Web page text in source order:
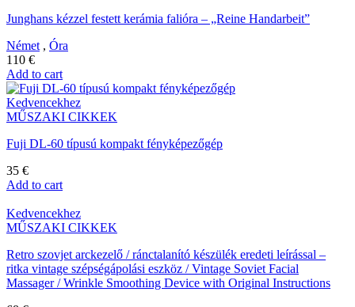
Junghans kézzel festett kerámia falióra – „Reine Handarbeit”
Német , Óra
110 €
Add to cart
Kedvencekhez
MŰSZAKI CIKKEK
Fuji DL-60 típusú kompakt fényképezőgép
35 €
Add to cart
Kedvencekhez
MŰSZAKI CIKKEK
Retro szovjet arckezelő / ránctalanító készülék eredeti leírással –
ritka vintage szépségápolási eszköz / Vintage Soviet Facial
Massager / Wrinkle Smoothing Device with Original Instructions